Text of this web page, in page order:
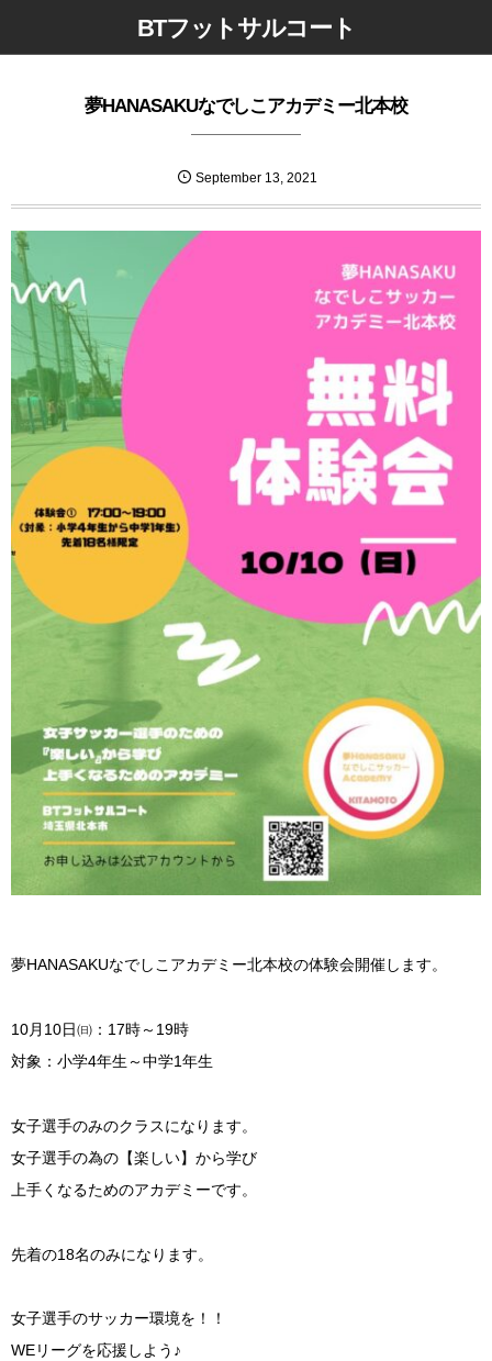
BTフットサルコート
夢HANASAKUなでしこアカデミー北本校
September 13 ,2021
夢HANASAKUなでしこアカデミー北本校の体験会開催します。
10月10日㈰：17時～19時
対象：小学4年生～中学1年生
女子選手のみのクラスになります。
女子選手の為の【楽しい】から学び
上手くなるためのアカデミーです。
先着の18名のみになります。
女子選手のサッカー環境を！！
WEリーグを応援しよう♪